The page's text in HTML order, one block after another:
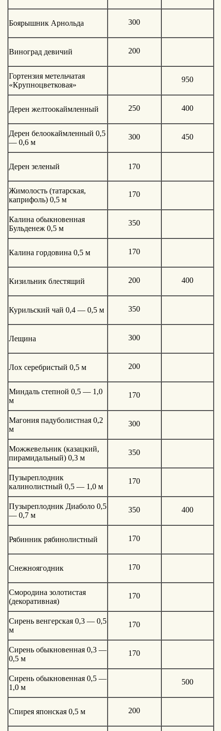
Боярышник Арнольда 300
Виноград девичий 200
Гортензия метельчатая
«Крупноцветковая»
950
Дерен желтоокаймленный 250 400
Дерен белоокаймленный 0,5
— 0,6 м
300 450
Дерен зеленый 170
Жимолость (татарская,
каприфоль) 0,5 м
170
Калина обыкновенная
Бульденеж 0,5 м
350
Калина гордовина 0,5 м 170
Кизильник блестящий 200 400
Курильский чай 0,4 — 0,5 м 350
Лещина 300
Лох серебристый 0,5 м 200
Миндаль степной 0,5 — 1,0
м
170
Магония падуболистная 0,2
м
300
Можжевельник (казацкий,
пирамидальный) 0,3 м
350
Пузыреплодник
калинолистный 0,5 — 1,0 м
170
Пузыреплодник Диаболо 0,5
— 0,7 м
350 400
Рябинник рябинолистный 170
Снежноягодник 170
Смородина золотистая
(декоративная)
170
Сирень венгерская 0,3 — 0,5
м
170
Сирень обыкновенная 0,3 —
0,5 м
170
Сирень обыкновенная 0,5 —
1,0 м
500
Спирея японская 0,5 м 200